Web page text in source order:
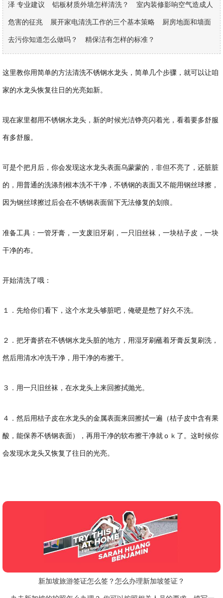
泽 专业建议 铝板材质外墙怎样清洗？ 室内装修影响空气造成人
危害的征兆 展开家电清洗工作的三个基本策略 厨房地面和墙面
去污你知道怎么做吗？ 精保洁有怎样的标准？
这里教你用简单的方法清洗不锈钢水龙头，简单几个步骤，就可以让咱
家的水龙头恢复往日的光亮如新。
现在家里都用不锈钢水龙头，新的时候光洁铮亮闪着光，看着要多舒服
有多舒服。
可是个把月后，你会发现这水龙头表面乌蒙蒙的，非但不亮了，还脏脏
的，用普通的洗涤剂根本洗不干净，不锈钢的表面又不能用钢丝球擦，
因为钢丝球擦过后会在不锈钢表面留下无法修复的划痕。
准备工具：一管牙膏，一支废旧牙刷，一只旧丝袜，一块桔子皮，一块
干净的布。
开始清洗了哦：
１．先给你们看下，这个水龙头够脏吧，俺硬是憋了好久不洗。
２．把牙膏挤在不锈钢水龙头脏的地方，用湿牙刷蘸着牙膏反复刷洗，
然后用清水冲洗干净，用干净的布擦干。
３．用一只旧丝袜，在水龙头上来回擦拭抛光。
４．然后用桔子皮在水龙头的金属表面来回擦拭一遍（桔子皮中含有果
酸，能保养不锈钢表面），再用干净的软布擦干净就ｏｋ了。这时候你
会发现水龙头又恢复了往日的光亮。
新加坡旅游签证怎么签？怎么办理新加坡签证？